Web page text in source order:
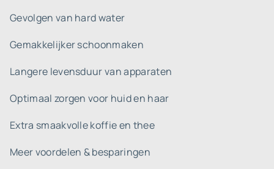
Gevolgen van hard water
Gemakkelijker schoonmaken
Langere levensduur van apparaten
Optimaal zorgen voor huid en haar
Extra smaakvolle koffie en thee
Meer voordelen & besparingen